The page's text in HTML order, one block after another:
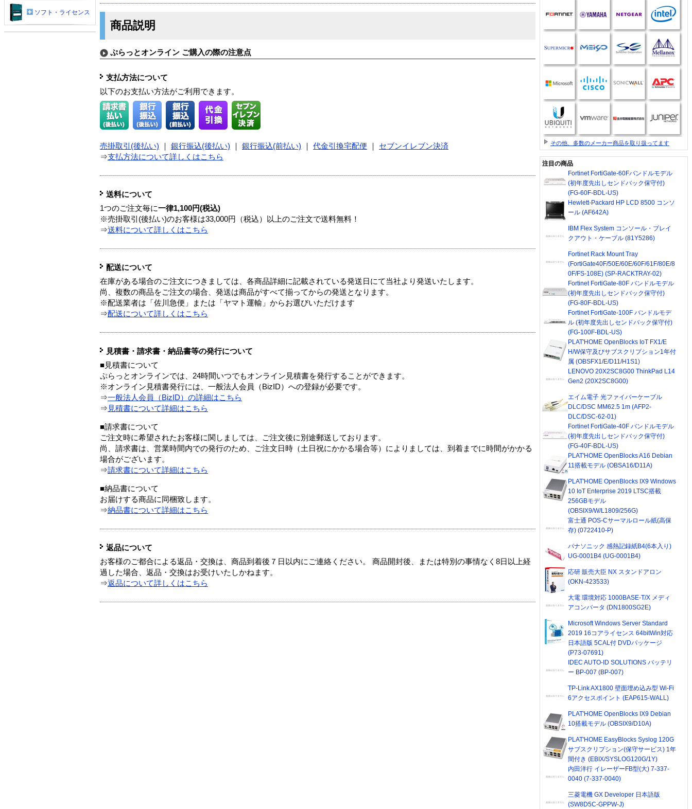
商品説明
ぷらっとオンライン ご購入の際の注意点
支払方法について
以下のお支払い方法がご利用できます。
売掛取引(後払い) 銀行振込(後払い) 銀行振込(前払い) 代金引換宅配便
セブンイレブン決済
⇒支払方法について詳しくはこちら
送料について
1つのご注文毎に一律1,100円(税込)
※売掛取引(後払い)のお客様は33,000円（税込）以上のご注文で送料無料！
⇒送料について詳しくはこちら
配送について
在庫がある場合のご注文につきましては、各商品詳細に記載されている発送日にて当社より発送いたします。
尚、複数の商品をご注文の場合、発送は商品がすべて揃ってからの発送となります。
※配送業者は「佐川急便」または「ヤマト運輸」からお選びいただけます
⇒配送について詳しくはこちら
見積書・請求書・納品書等の発行について
■見積書について
ぷらっとオンラインでは、24時間いつでもオンライン見積書を発行することができます。
※オンライン見積書発行には、一般法人会員（BizID）への登録が必要です。
⇒一般法人会員（BizID）の詳細はこちら
⇒ 見積書について詳細はこちら
■請求書について
ご注文時に希望されたお客様に関しましては、ご注文後に別途郵送しております。
尚、請求書は、営業時間内での発行のため、ご注文日時（土日祝にかかる場合等）によりましては、到着までに時間がかかる
場合がございます。
⇒請求書について詳細はこちら
■納品書について
お届けする商品に同梱致します。
⇒納品書について詳細はこちら
返品について
お客様のご都合による返品・交換は、商品到着後７日以内にご連絡ください。 商品開封後、または特別の事情なく8日以上経
過した場合、返品・交換はお受けいたしかねます。
⇒返品について詳しくはこちら
ソフト・ライセンス
その他、多数のメーカー商品を取り扱ってます
注目の商品
Fortinet FortiGate-60Fバンドルモデル
(初年度先出しセンドバック保守付)
(FG-60F-BDL-US)
Hewlett-Packard HP LCD 8500 コンソ
ール (AF642A)
IBM Flex System コンソール・ブレイ
クアウト・ケーブル (81Y5286)
Fortinet Rack Mount Tray
(FortiGate40F/50E/60E/60F/61F/80E/8
0F/FS-108E) (SP-RACKTRAY-02)
Fortinet FortiGate-80F バンドルモデル
(初年度先出しセンドバック保守付)
(FG-80F-BDL-US)
Fortinet FortiGate-100F バンドルモデ
ル (初年度先出しセンドバック保守付)
(FG-100F-BDL-US)
PLAT'HOME OpenBlocks IoT FX1/E
H/W保守及びサブスクリプション1年付
属 (OBSFX1/E/D11/H1S1)
LENOVO 20X2SC8G00 ThinkPad L14
Gen2 (20X2SC8G00)
エイム電子 光ファイバーケーブル
DLC/DSC MM62.5 1m (AFP2-
DLC/DSC-62-01)
Fortinet FortiGate-40F バンドルモデル
(初年度先出しセンドバック保守付)
(FG-40F-BDL-US)
PLAT'HOME OpenBlocks A16 Debian
11搭載モデル (OBSA16/D11A)
PLAT'HOME OpenBlocks IX9 Windows
10 IoT Enterprise 2019 LTSC搭載
256GBモデル
(OBSIX9/W/L1809/256G)
富士通 POS-Cサーマルロール紙(高保
存) (0722410-P)
パナソニック 感熱記録紙B4(6本入り)
UG-0001B4 (UG-0001B4)
応研 販売大臣 NX スタンドアロン
(OKN-423533)
大電 環境対応 1000BASE-T/X メディ
アコンバータ (DN1800SG2E)
Microsoft Windows Server Standard
2019 16コアライセンス 64bitWin対応
日本語版 5CAL付 DVDパッケージ
(P73-07691)
IDEC AUTO-ID SOLUTIONS バッテリ
ー BP-007 (BP-007)
TP-Link AX1800 壁面埋め込み型 Wi-Fi
6アクセスポイント (EAP615-WALL)
PLAT'HOME OpenBlocks IX9 Debian
10搭載モデル (OBSIX9/D10A)
PLAT'HOME EasyBlocks Syslog 120G
サブスクリプション(保守サービス) 1年
間付き (EBIX/SYSLOG120G/1Y)
内田洋行 イレーザーFB型(大) 7-337-
0040 (7-337-0040)
三菱電機 GX Developer 日本語版
(SW8D5C-GPPW-J)